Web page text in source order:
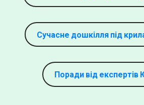
Сучасне дошкілля під
Поради від експертів